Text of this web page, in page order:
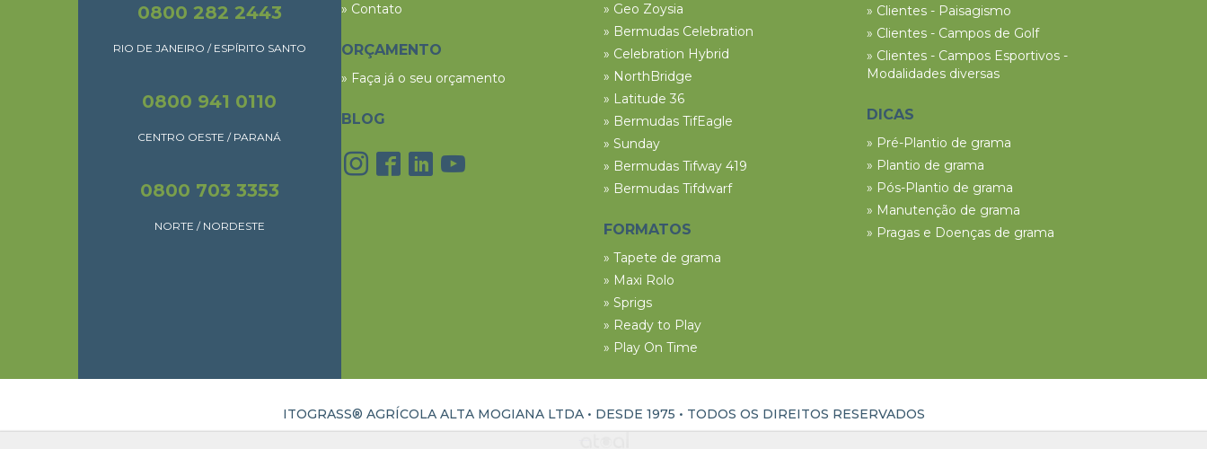
0800 282 2443
RIO DE JANEIRO / ESPÍRITO SANTO
0800 941 0110
CENTRO OESTE / PARANÁ
0800 703 3353
NORTE / NORDESTE
» Contato
ORÇAMENTO
» Faça já o seu orçamento
BLOG
» Geo Zoysia
» Bermudas Celebration
» Celebration Hybrid
» NorthBridge
» Latitude 36
» Bermudas TifEagle
» Sunday
» Bermudas Tifway 419
» Bermudas Tifdwarf
FORMATOS
» Tapete de grama
» Maxi Rolo
» Sprigs
» Ready to Play
» Play On Time
» Clientes - Paisagismo
» Clientes - Campos de Golf
» Clientes - Campos Esportivos -
Modalidades diversas
DICAS
» Pré-Plantio de grama
» Plantio de grama
» Pós-Plantio de grama
» Manutenção de grama
» Pragas e Doenças de grama
ITOGRASS® AGRÍCOLA ALTA MOGIANA LTDA • DESDE 1975 • TODOS OS DIREITOS RESERVADOS